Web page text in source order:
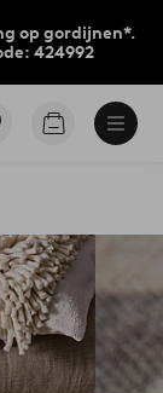
op gordijnen*.
424992
Go